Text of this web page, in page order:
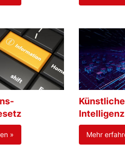
»
Künstliche
Intelligenz
Mehr